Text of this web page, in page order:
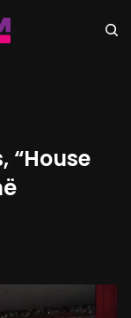
“House